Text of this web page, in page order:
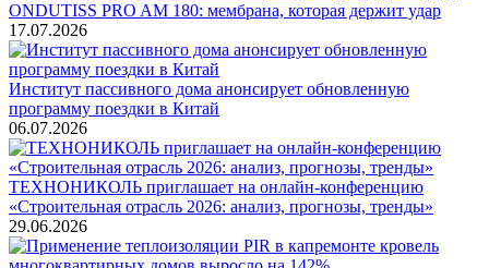
ONDUTISS PRO AM 180: мембрана, которая держит удар
17.07.2026
Институт пассивного дома анонсирует обновленную
программу поездки в Китай
06.07.2026
ТЕХНОНИКОЛЬ приглашает на онлайн-конференцию
«Строительная отрасль 2026: анализ, прогнозы, тренды»
29.06.2026